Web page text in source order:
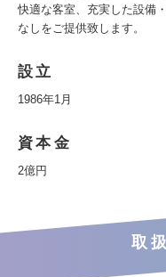
快適な客室、充実した設備
なしをご提供致します。
設立
1986年1月
資本金
2億円
取